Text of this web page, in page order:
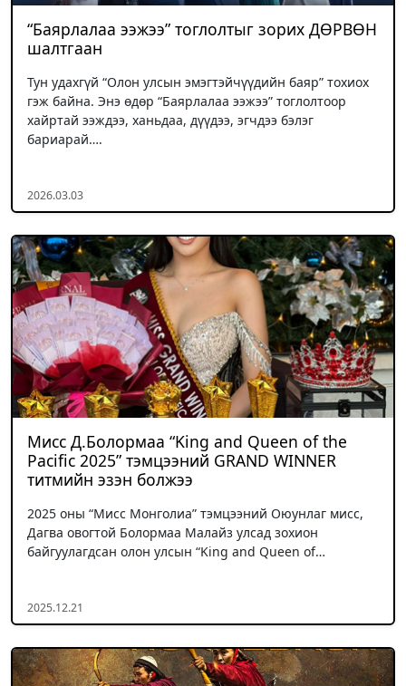
“Баярлалаа ээжээ” тоглолтыг зорих ДӨРВӨН
шалтгаан
Тун удахгүй “Олон улсын эмэгтэйчүүдийн баяр” тохиох
гэж байна. Энэ өдөр “Баярлалаа ээжээ” тоглолтоор
хайртай ээждээ, ханьдаа, дүүдээ, эгчдээ бэлэг
бариарай….
2026.03.03
Мисс Д.Болормаа “King and Queen of the
Pacific 2025” тэмцээний GRAND WINNER
титмийн эзэн болжээ
2025 оны “Мисс Монголиа” тэмцээний Оюунлаг мисс,
Дагва овогтой Болормаа Малайз улсад зохион
байгуулагдсан олон улсын “King and Queen of…
2025.12.21